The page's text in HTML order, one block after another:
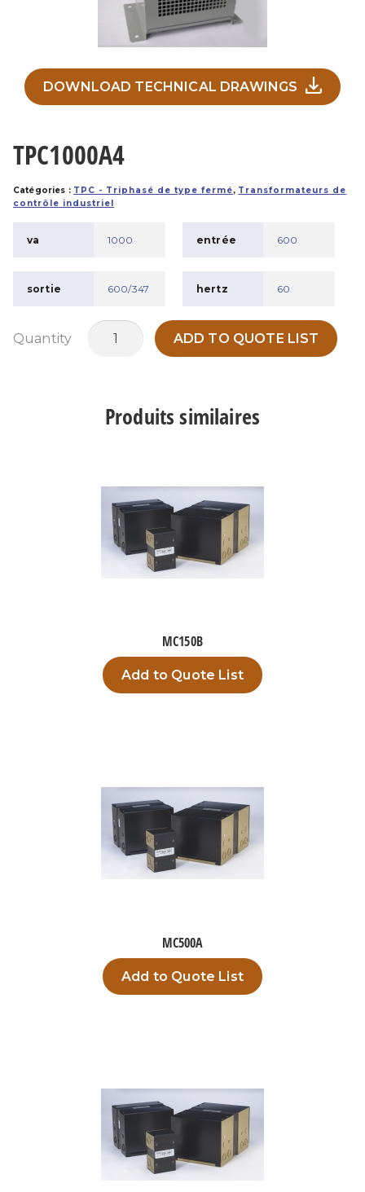
DOWNLOAD TECHNICAL DRAWINGS
TPC1000A4
Catégories : TPC - Triphasé de type fermé, Transformateurs de
contrôle industriel
va 1000 entrée 600
sortie 600/347 hertz 60
Quantity
quantité
ADD TO QUOTE LIST
Produits similaires
MC150B
Add to Quote List
MC500A
Add to Quote List